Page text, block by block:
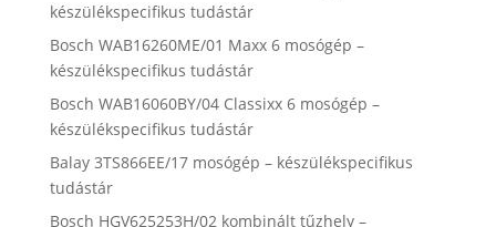
készülékspecifikus tudástár
Bosch WAB16260ME/01 Maxx 6 mosógép –
készülékspecifikus tudástár
Bosch WAB16060BY/04 Classixx 6 mosógép –
készülékspecifikus tudástár
Balay 3TS866EE/17 mosógép – készülékspecifikus
tudástár
Bosch HGV625253H/02 kombinált tűzhely –